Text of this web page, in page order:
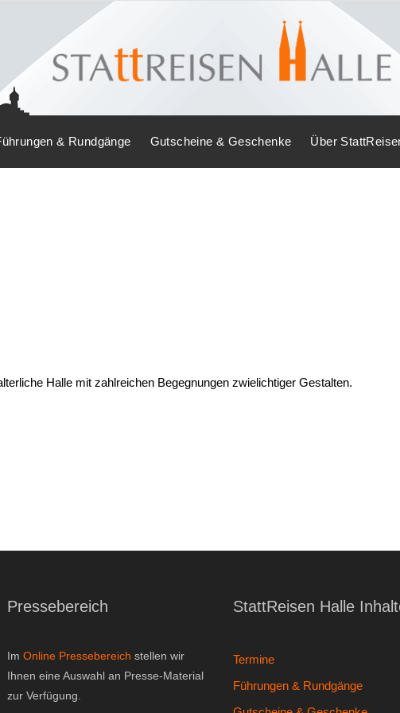
& Rundgänge Gutscheine & Geschenke Über
Halle mit zahlreichen Begegnungen zwielichtiger Gestalten.
Pressebereich
Im Online Pressebereich stellen wir
Ihnen eine Auswahl an Presse-Material
zur Verfügung.
StattReisen Halle
Termine
Führungen & Rundgänge